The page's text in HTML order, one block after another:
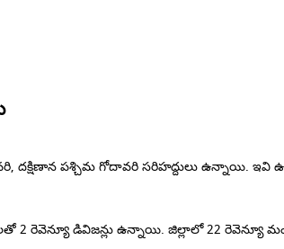
దక్షిణాన పశ్చిమ గోదావరి సరిహద్దులు ఉన్నాయి. ఇవి
2 రెవెన్యూ డివిజన్లు ఉన్నాయి. జిల్లాలో 22 రెవెన్యూ